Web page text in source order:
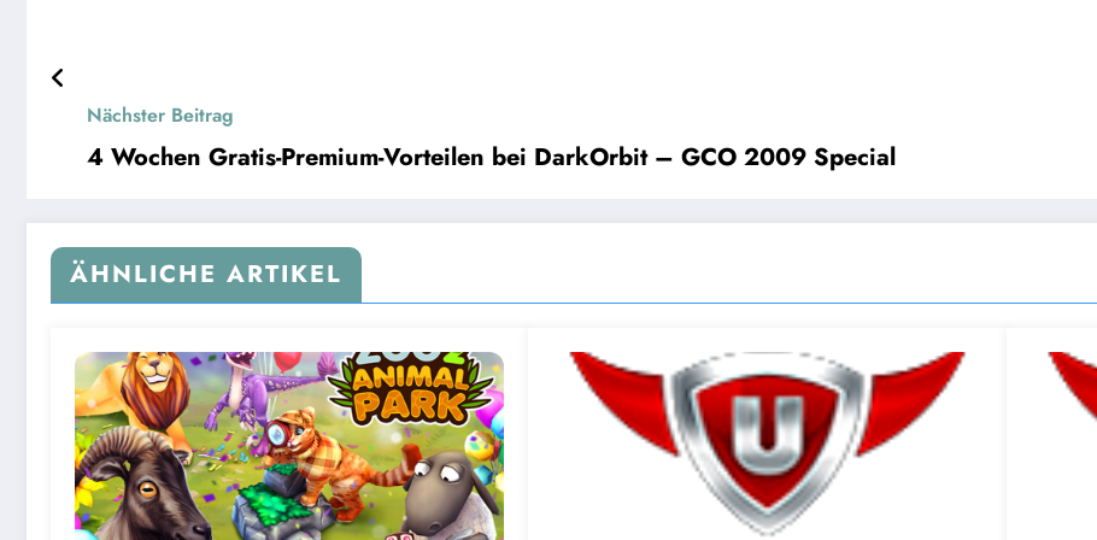
Nächster Beitrag
4 Wochen Gratis-Premium-Vorteilen bei DarkOrbit – GCO 2009 Special
ÄHNLICHE ARTIKEL